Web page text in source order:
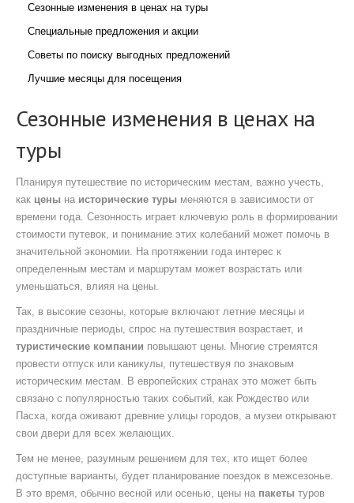
Сезонные изменения в ценах на туры
Специальные предложения и акции
Советы по поиску выгодных предложений
Лучшие месяцы для посещения
Сезонные изменения в ценах на
туры
Планируя путешествие по историческим местам, важно учесть,
как цены на исторические туры меняются в зависимости от
времени года. Сезонность играет ключевую роль в формировании
стоимости путевок, и понимание этих колебаний может помочь в
значительной экономии. На протяжении года интерес к
определенным местам и маршрутам может возрастать или
уменьшаться, влияя на цены.
Так, в высокие сезоны, которые включают летние месяцы и
праздничные периоды, спрос на путешествия возрастает, и
туристические компании повышают цены. Многие стремятся
провести отпуск или каникулы, путешествуя по знаковым
историческим местам. В европейских странах это может быть
связано с популярностью таких событий, как Рождество или
Пасха, когда оживают древние улицы городов, а музеи открывают
свои двери для всех желающих.
Тем не менее, разумным решением для тех, кто ищет более
доступные варианты, будет планирование поездок в межсезонье.
В это время, обычно весной или осенью, цены на пакеты туров